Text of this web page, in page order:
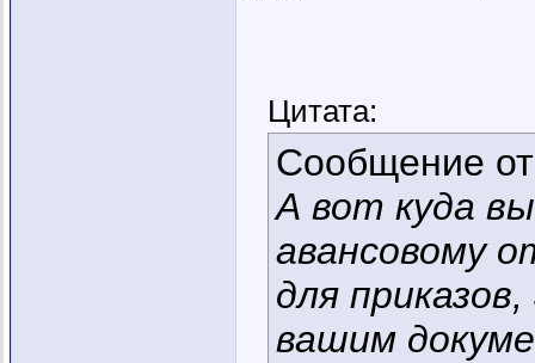
Цитата:
Сообщение
А вот куда
авансовому
для
вашим